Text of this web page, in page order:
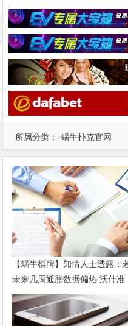
所属分类： 蜗牛扑克官网
【蜗牛棋牌】知情人士透露：
未来几周通胀数据偏热 沃什准
备好加息